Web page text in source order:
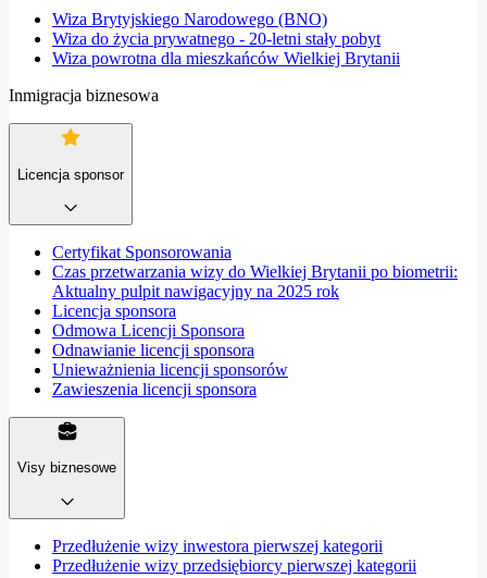
Wiza Brytyjskiego Narodowego (BNO)
Wiza do życia prywatnego - 20-letni stały pobyt
Wiza powrotna dla mieszkańców Wielkiej Brytanii
Inmigracja biznesowa
Licencja sponsor
Certyfikat Sponsorowania
Czas przetwarzania wizy do Wielkiej Brytanii po biometrii:
Aktualny pulpit nawigacyjny na 2025 rok
Licencja sponsora
Odmowa Licencji Sponsora
Odnawianie licencji sponsora
Unieważnienia licencji sponsorów
Zawieszenia licencji sponsora
Visy biznesowe
Przedłużenie wizy inwestora pierwszej kategorii
Przedłużenie wizy przedsiębiorcy pierwszej kategorii